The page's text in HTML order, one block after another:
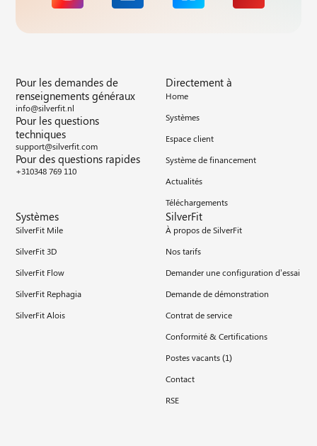
Pour les demandes de
renseignements généraux
info@silverfit.nl
Pour les questions
techniques
support@silverfit.com
Pour des questions rapides
+310348 769 110
Directement à
Home
Systèmes
Espace client
Système de financement
Actualités
Téléchargements
Systèmes
SilverFit Mile
SilverFit 3D
SilverFit Flow
SilverFit Rephagia
SilverFit Alois
SilverFit
À propos de SilverFit
Nos tarifs
Demander une configuration d’essai
Demande de démonstration
Contrat de service
Conformité & Certifications
Postes vacants (1)
Contact
RSE